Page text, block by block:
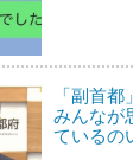
「副首
みんなが
ているの